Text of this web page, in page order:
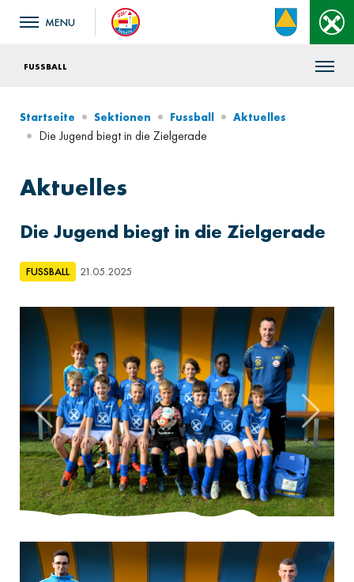
FUSSBALL
Startseite Sektionen Fussball Aktuelles
Die Jugend biegt in die Zielgerade
Aktuelles
Die Jugend biegt in die Zielgerade
FUSSBALL 21.05.2025